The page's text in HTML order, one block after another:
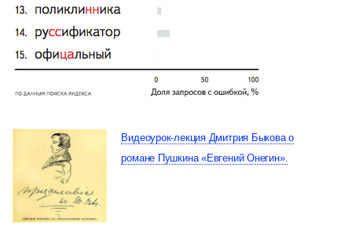
Видеоурок-лекция Дмитрия Быкова о
романе Пушкина «Евгений Онегин».